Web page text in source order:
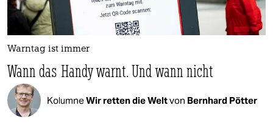
Warntag ist immer
Wann das Handy warnt. Und wann nicht
KolumneWir retten die Weltvon Bernhard Pötter